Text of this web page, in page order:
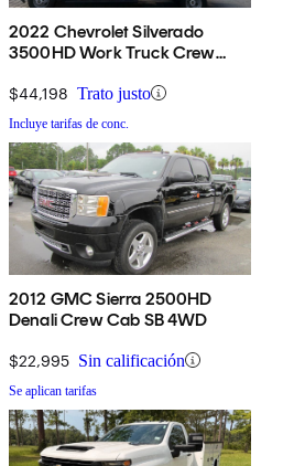
2022 Chevrolet Silverado
3500HD Work Truck Crew
$44,198 Trato justo
Incluye tarifas de conc.
2012 GMC Sierra 2500HD
Denali Crew Cab SB 4WD
$22,995 Sin calificación
Se aplican tarifas